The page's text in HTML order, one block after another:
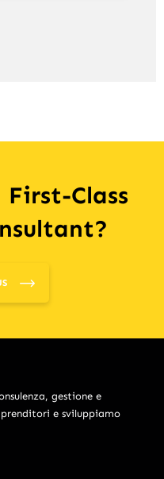
Class
gestione e
e sviluppiamo